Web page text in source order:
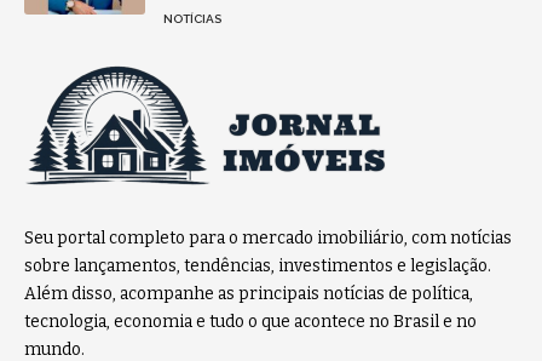
NOTÍCIAS
Seu portal completo para o mercado imobiliário, com notícias
sobre lançamentos, tendências, investimentos e legislação.
Além disso, acompanhe as principais notícias de política,
tecnologia, economia e tudo o que acontece no Brasil e no
mundo.